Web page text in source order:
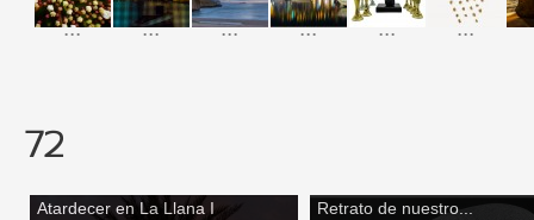
... ... ... ... ... ...
72
Atardecer en La Llana I Retrato de nuestro...